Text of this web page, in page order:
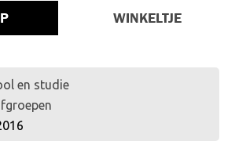
WINKELTJE
en studie